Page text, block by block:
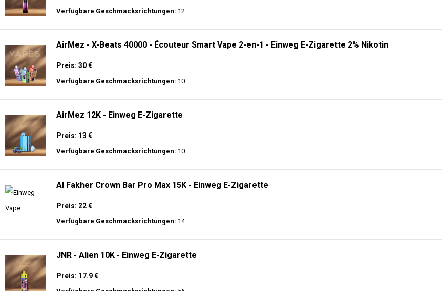
Verfügbare Geschmacksrichtungen: 12
AirMez - X-Beats 40000 - Écouteur Smart Vape 2-en-1 - Einweg E-Zigarette 2% Nikotin
Preis: 30 €
Verfügbare Geschmacksrichtungen: 10
AirMez 12K - Einweg E-Zigarette
Preis: 13 €
Verfügbare Geschmacksrichtungen: 10
Al Fakher Crown Bar Pro Max 15K - Einweg E-Zigarette
Preis: 22 €
Verfügbare Geschmacksrichtungen: 14
JNR - Alien 10K - Einweg E-Zigarette
Preis: 17.9 €